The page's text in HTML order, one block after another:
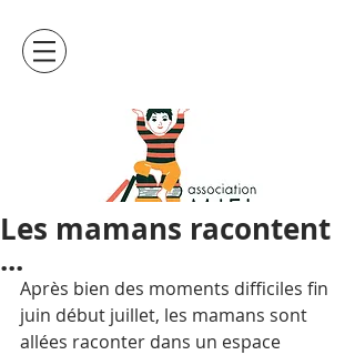
Les mamans racontent
...
Après bien des moments difficiles fin
juin début juillet, les mamans sont
allées raconter dans un espace